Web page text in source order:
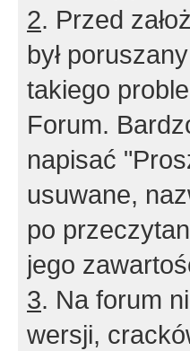
2. Przed
był
takiego
Forum.
napisać
usuwane,
po
jego
3. Na forum
wersji,